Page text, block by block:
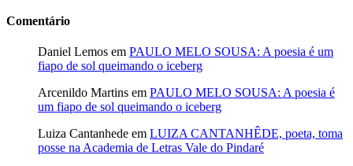
Comentário
Daniel Lemos em PAULO MELO SOUSA: A poesia é um
fiapo de sol queimando o iceberg
Arcenildo Martins em PAULO MELO SOUSA: A poesia é
um fiapo de sol queimando o iceberg
Luiza Cantanhede em LUIZA CANTANHÊDE, poeta, toma
posse na Academia de Letras Vale do Pindaré